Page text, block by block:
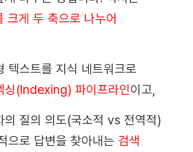
크게 두 축으로 나누어
텍스트를 지식 네트워크로
싱(Indexing) 파이프라인이고,
의 질의 의도(국소적 vs 전역적)
으로 답변을 찾아내는 검색